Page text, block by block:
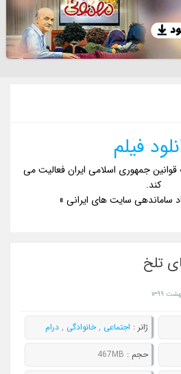
فیلم
جمهوری اسلامی ایران فعالیت می
کند.
ساماندهی سایت های ایرانی »
تلخ
ژانر : اجتماعی ,خانوادگی , درام
حجم : 467MB